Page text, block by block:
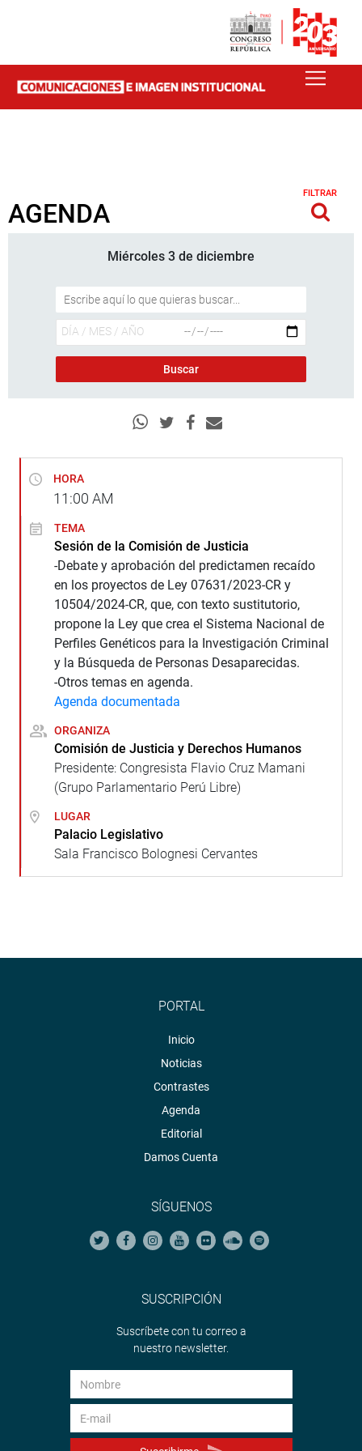
AGENDA
FILTRAR
Miércoles 3 de diciembre
HORA
11:00 AM
TEMA
Sesión de la Comisión de Justicia
-Debate y aprobación del predictamen recaído
en los proyectos de Ley 07631/2023-CR y
10504/2024-CR, que, con texto sustitutorio,
propone la Ley que crea el Sistema Nacional de
Perfiles Genéticos para la Investigación Criminal
y la Búsqueda de Personas Desaparecidas.
-Otros temas en agenda.
Agenda documentada
ORGANIZA
Comisión de Justicia y Derechos Humanos
Presidente: Congresista Flavio Cruz Mamani
(Grupo Parlamentario Perú Libre)
LUGAR
Palacio Legislativo
Sala Francisco Bolognesi Cervantes
PORTAL
Inicio
Noticias
Contrastes
Agenda
Editorial
Damos Cuenta
SÍGUENOS
SUSCRIPCIÓN
Suscríbete con tu correo a
nuestro newsletter.